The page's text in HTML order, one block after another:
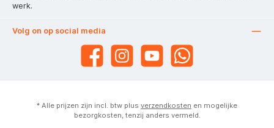
werk.
Volg on op social media
* Alle prijzen zijn incl. btw plus verzendkosten en mogelijke
bezorgkosten, tenzij anders vermeld.